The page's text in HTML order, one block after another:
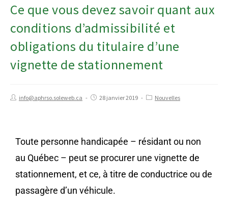
Ce que vous devez savoir quant aux
conditions d’admissibilité et
obligations du titulaire d’une
vignette de stationnement
info@aphrso.soleweb.ca 28 janvier 2019 Nouvelles
Toute personne handicapée – résidant ou non
au Québec – peut se procurer une vignette de
stationnement, et ce, à titre de conductrice ou de
passagère d’un véhicule.